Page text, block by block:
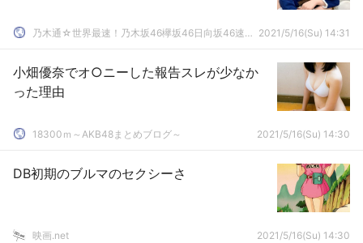
乃木通☆世界最速！乃木坂46欅坂46日向坂46速報まとめ 2021/5/16(Su) 14:31
小畑優奈でオ○ニーした報告スレが少なか
った理由
18300ｍ～AKB48まとめブログ～ 2021/5/16(Su) 14:30
DB初期のブルマのセクシーさ
映画.net 2021/5/16(Su) 14:30